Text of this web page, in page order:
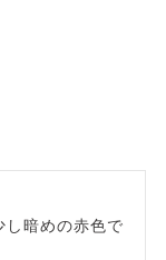
し暗めの赤色で